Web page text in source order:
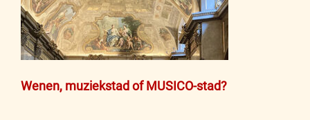
Bericht
Wenen, muziekstad of MUSICO-stad?